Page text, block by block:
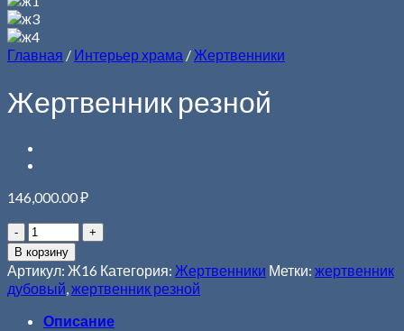
Главная / Интерьер храма / Жертвенники
Жертвенник резной
146,000.00₽
В корзину
Артикул: Ж16 Категория: Жертвенники Метки: жертвенник
дубовый,жертвенник резной
Описание